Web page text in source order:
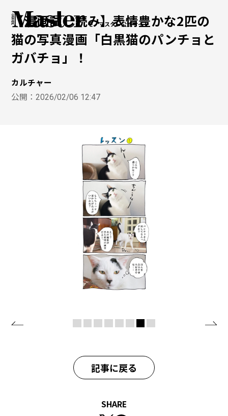
モノマスター公式サイト
【漫画試し読み】表情豊かな2匹の
猫の写真漫画「白黒猫のパンチョと
ガバチョ」！
カルチャー
公開：2026/02/06 12:47
記事に戻る
SHARE